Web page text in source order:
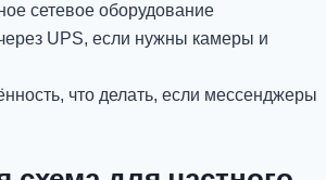
сетевое оборудование
UPS, если нужны камеры и
что делать, если мессенджеры